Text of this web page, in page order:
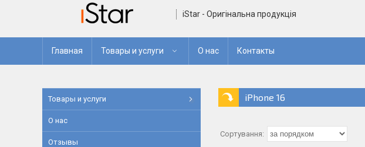
iStar - Оригінальна продукція
Главная Товары и услуги О нас Контакты
iPhone 16
Товары и услуги
О нас
Отзывы